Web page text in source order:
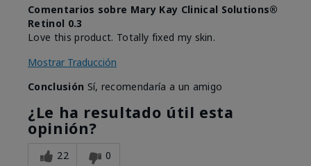
Comentarios sobre Mary Kay Clinical Solutions®
Retinol 0.3
Love this product. Totally fixed my skin.
Mostrar Traducción
Conclusión Sí, recomendaría a un amigo
¿Le ha resultado útil esta
opinión?
22 0